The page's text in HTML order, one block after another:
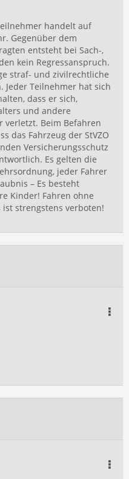
Teilnehmer handelt auf
Gegenüber dem
entsteht bei Sach-,
kein Regressanspruch.
straf- und zivilrechtliche
Teilnehmer hat sich
dass er sich,
und andere
Beim Befahren
das Fahrzeug der StVZO
Versicherungsschutz
Es gelten die
jeder Fahrer
– Es besteht
Kinder! Fahren ohne
strengstens verboten!